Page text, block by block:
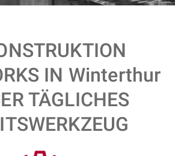
IN Winterthur
TÄGLICHES